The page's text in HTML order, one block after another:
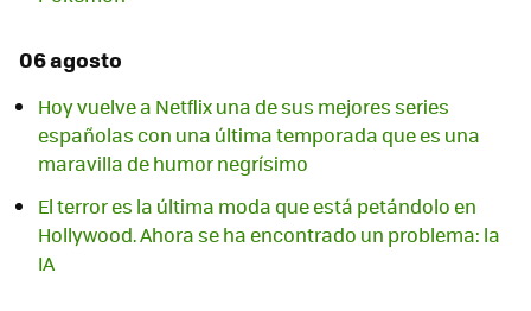
06 agosto
Hoy vuelve a Netflix una de sus mejores series
españolas con una última temporada que es una
maravilla de humor negrísimo
El terror es la última moda que está petándolo en
Hollywood. Ahora se ha encontrado un problema: la
IA